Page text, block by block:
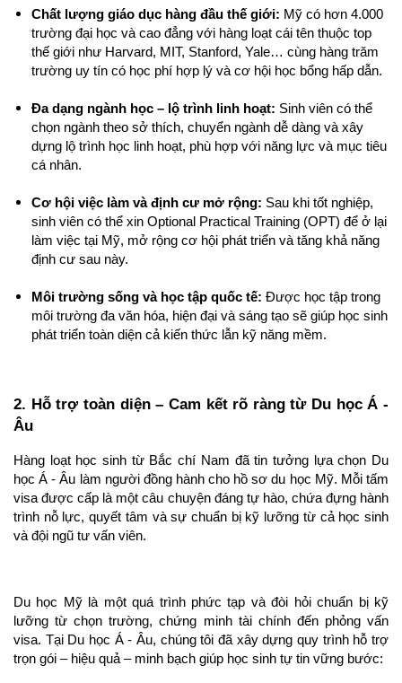
Chất lượng giáo dục hàng đầu thế giới: Mỹ có hơn 4.000
trường đại học và cao đẳng với hàng loạt cái tên thuộc top
thế giới như Harvard, MIT, Stanford, Yale… cùng hàng trăm
trường uy tín có học phí hợp lý và cơ hội học bổng hấp dẫn.
Đa dạng ngành học – lộ trình linh hoạt: Sinh viên có thể
chọn ngành theo sở thích, chuyển ngành dễ dàng và xây
dựng lộ trình học linh hoạt, phù hợp với năng lực và mục tiêu
cá nhân.
Cơ hội việc làm và định cư mở rộng: Sau khi tốt nghiệp,
sinh viên có thể xin Optional Practical Training (OPT) để ở lại
làm việc tại Mỹ, mở rộng cơ hội phát triển và tăng khả năng
định cư sau này.
Môi trường sống và học tập quốc tế: Được học tập trong
môi trường đa văn hóa, hiện đại và sáng tạo sẽ giúp học sinh
phát triển toàn diện cả kiến thức lẫn kỹ năng mềm.
2. Hỗ trợ toàn diện – Cam kết rõ ràng từ Du học Á -
Âu
Hàng loạt học sinh từ Bắc chí Nam đã tin tưởng lựa chọn Du
học Á - Âu làm người đồng hành cho hồ sơ du học Mỹ. Mỗi tấm
visa được cấp là một câu chuyện đáng tự hào, chứa đựng hành
trình nỗ lực, quyết tâm và sự chuẩn bị kỹ lưỡng từ cả học sinh
và đội ngũ tư vấn viên.
Du học Mỹ là một quá trình phức tạp và đòi hỏi chuẩn bị kỹ
lưỡng từ chọn trường, chứng minh tài chính đến phỏng vấn
visa. Tại Du học Á - Âu, chúng tôi đã xây dựng quy trình hỗ trợ
trọn gói – hiệu quả – minh bạch giúp học sinh tự tin vững bước: